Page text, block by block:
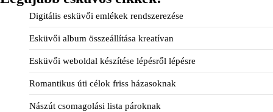
Digitális esküvői emlékek rendszerezése
Esküvői album összeállítása kreatívan
Esküvői weboldal készítése lépésről lépésre
Romantikus úti célok friss házasoknak
Nászút csomagolási lista pároknak